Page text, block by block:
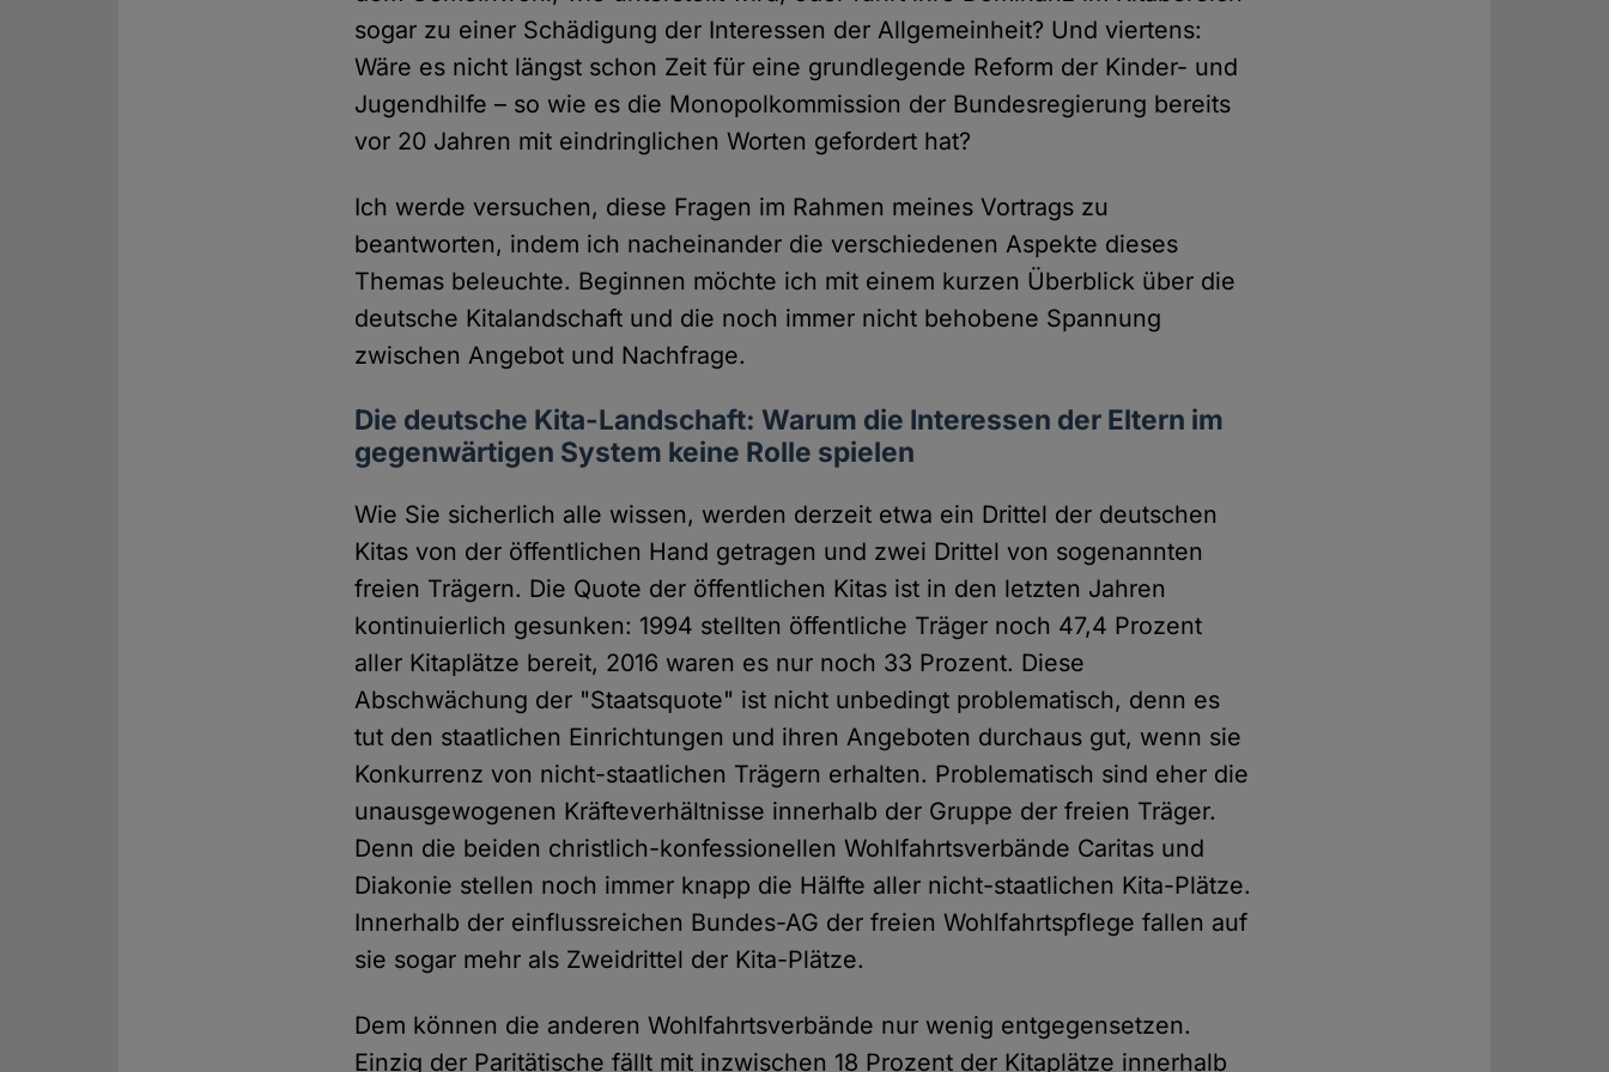
sogar zu einer Schädigung der Interessen der Allgemeinheit? Und viertens:
Wäre es nicht längst schon Zeit für eine grundlegende Reform der Kinder- und
Jugendhilfe – so wie es die Monopolkommission der Bundesregierung bereits
vor 20 Jahren mit eindringlichen Worten gefordert hat?
Ich werde versuchen, diese Fragen im Rahmen meines Vortrags zu
beantworten, indem ich nacheinander die verschiedenen Aspekte dieses
Themas beleuchte. Beginnen möchte ich mit einem kurzen Überblick über die
deutsche Kitalandschaft und die noch immer nicht behobene Spannung
zwischen Angebot und Nachfrage.
Die deutsche Kita-Landschaft: Warum die Interessen der Eltern im
gegenwärtigen System keine Rolle spielen
Wie Sie sicherlich alle wissen, werden derzeit etwa ein Drittel der deutschen
Kitas von der öffentlichen Hand getragen und zwei Drittel von sogenannten
freien Trägern. Die Quote der öffentlichen Kitas ist in den letzten Jahren
kontinuierlich gesunken: 1994 stellten öffentliche Träger noch 47,4 Prozent
aller Kitaplätze bereit, 2016 waren es nur noch 33 Prozent. Diese
Abschwächung der "Staatsquote" ist nicht unbedingt problematisch, denn es
tut den staatlichen Einrichtungen und ihren Angeboten durchaus gut, wenn sie
Konkurrenz von nicht-staatlichen Trägern erhalten. Problematisch sind eher die
unausgewogenen Kräfteverhältnisse innerhalb der Gruppe der freien Träger.
Denn die beiden christlich-konfessionellen Wohlfahrtsverbände Caritas und
Diakonie stellen noch immer knapp die Hälfte aller nicht-staatlichen Kita-Plätze.
Innerhalb der einflussreichen Bundes-AG der freien Wohlfahrtspflege fallen auf
sie sogar mehr als Zweidrittel der Kita-Plätze.
Dem können die anderen Wohlfahrtsverbände nur wenig entgegensetzen.
Einzig der Paritätische fällt mit inzwischen 18 Prozent der Kitaplätze innerhalb